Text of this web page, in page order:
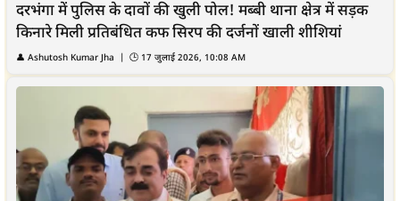
दरभंगा में पुलिस के दावों की खुली पोल! मब्बी थाना क्षेत्र में सड़क
किनारे मिली प्रतिबंधित कफ सिरप की दर्जनों खाली शीशियां
👤 Ashutosh Kumar Jha | 🕒 17 जुलाई 2026, 10:08 AM